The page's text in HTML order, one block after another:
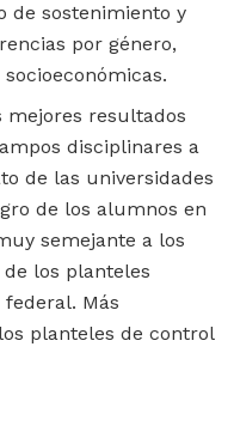
de sostenimiento y
por género,
mejores resultados
disciplinares a
de las universidades
de los alumnos en
semejante a los
los planteles
Más
planteles de control